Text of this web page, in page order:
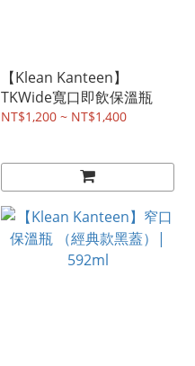
【Klean Kanteen】
TKWide寬口即飲保溫瓶
NT$1,200 ~ NT$1,400